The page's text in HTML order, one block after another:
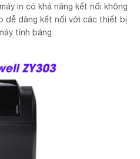
in có khả năng kết nối không
dễ dàng kết nối với các thiết bị
tính bảng.